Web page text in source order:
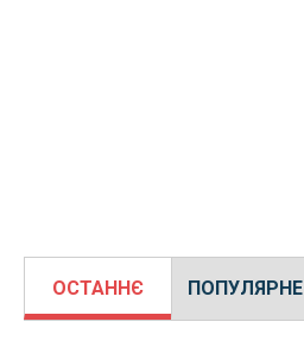
ОСТАННЄ ПОПУЛЯРНЕ